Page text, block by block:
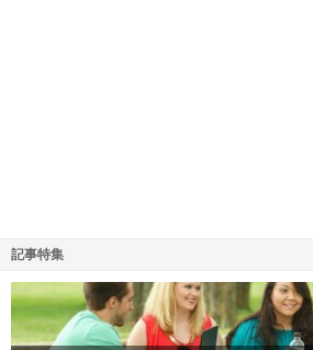
記事特集